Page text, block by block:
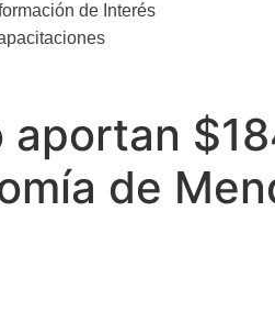
de Interés
de